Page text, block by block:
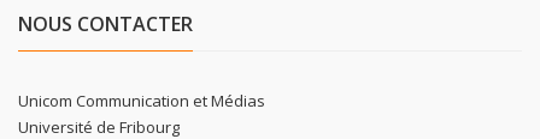
NOUS CONTACTER
Unicom Communication et Médias
Université de Fribourg